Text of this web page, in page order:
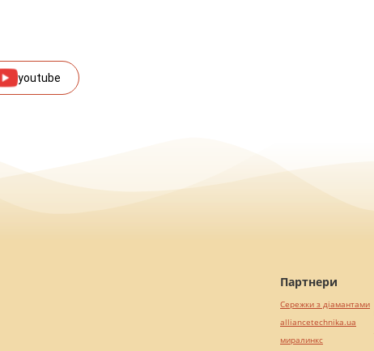
youtube
Партнери
Сережки з діамантами
alliancetechnika.ua
миралинкс